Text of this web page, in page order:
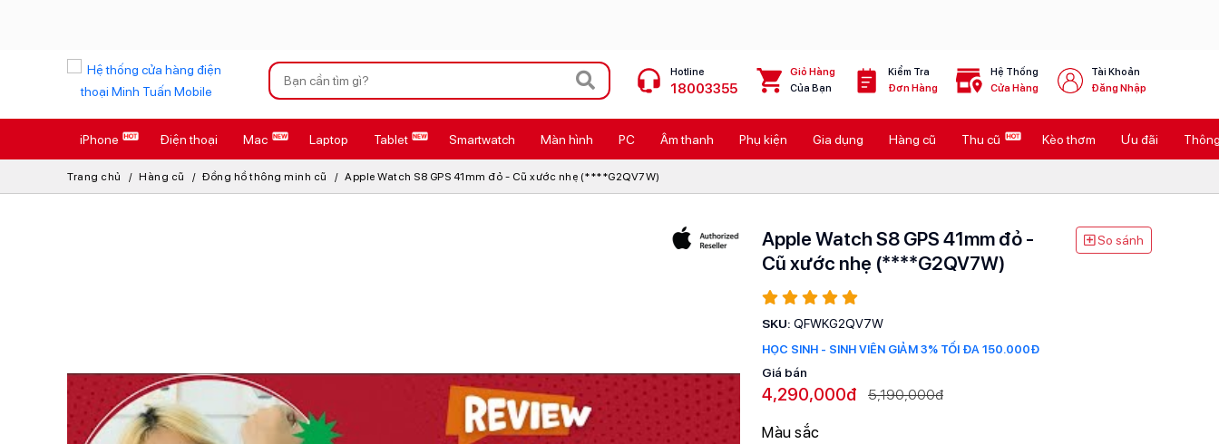
Xu hướng tìm kiếm
iPhone 17 Pro Max
AirTag 2 Mới Galaxy Z8 Series
Hotline
18003355
Giỏ Hàng
Của Bạn
Kiểm Tra
Đơn Hàng
Hệ Thống
Cửa Hàng
Tài Khoản
Đăng Nhập
iPhone Điện thoại Mac Laptop Tablet Smartwatch Màn hình PC Âm thanh Phụ kiện Gia dụng Hàng cũ Thu cũ Kèo thơm Ưu đãi
Trang chủ Hàng cũ Đồng hồ thông minh cũ Apple Watch S8 GPS 41mm đỏ - Cũ xước nhẹ (****G2QV7W)
Apple Watch S8 GPS 41mm đỏ -
Cũ xước nhẹ (****G2QV7W)
So sánh
SKU: QFWKG2QV7W
HỌC SINH - SINH VIÊN GIẢM 3% TỐI ĐA 150.000Đ
Giá bán
4,290,000đ 5,190,000đ
Màu sắc